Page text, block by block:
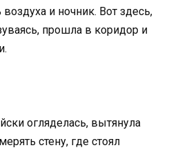
и ночник. Вот здесь,
прошла в коридор и
огляделась, вытянула
стену, где стоял